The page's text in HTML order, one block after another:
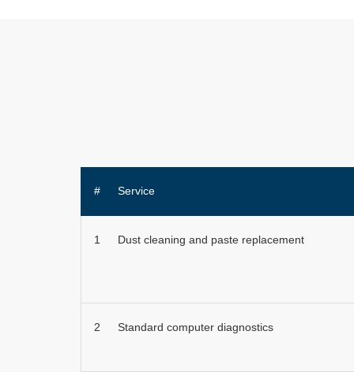
# Service
1 Dust cleaning and paste replacement
2 Standard computer diagnostics